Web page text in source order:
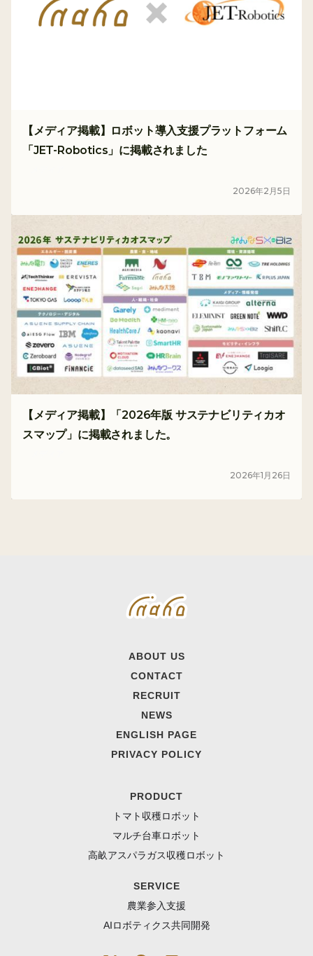
【メディア掲載】ロボット導入支援プラットフォーム
「JET-Robotics」に掲載されました
2026年2 月5 日
【メディア掲載】「2026年版 サステナビリティカオ
スマップ」に掲載されました。
2026年1 月 26日
ABOUT US
CONTACT
RECRUIT
NEWS
ENGLISH PAGE
PRIVACY POLICY
PRODUCT
トマト収穫ロボット
マルチ台車ロボット
高畝アスパラガス収穫ロボット
SERVICE
農業参入支援
AIロボティクス共同開発